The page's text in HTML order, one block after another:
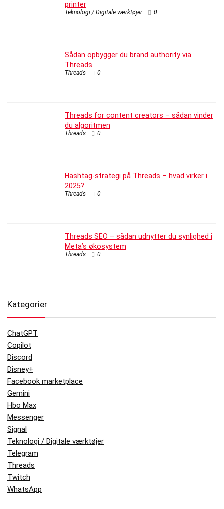
printer
Teknologi / Digitale værktøjer 0
Sådan opbygger du brand authority via
Threads
Threads 0
Threads for content creators – sådan vinder
du algoritmen
Threads 0
Hashtag-strategi på Threads – hvad virker i
2025?
Threads 0
Threads SEO – sådan udnytter du synlighed i
Meta’s økosystem
Threads 0
Kategorier
ChatGPT
Copilot
Discord
Disney+
Facebook marketplace
Gemini
Hbo Max
Messenger
Signal
Teknologi / Digitale værktøjer
Telegram
Threads
Twitch
WhatsApp